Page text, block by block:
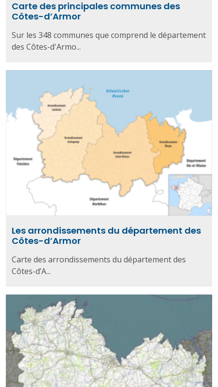
Carte des principales communes des
Côtes-d’Armor
Sur les 348 communes que comprend le département
des Côtes-d'Armo...
Les arrondissements du département des
Côtes-d’Armor
Carte des arrondissements du département des
Côtes-d’A...